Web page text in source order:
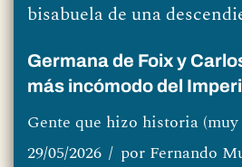
bisabuela de una
Germana de Foix y
más incómodo del
Gente que hizo historia (muy
29/05/2026
por Fernando